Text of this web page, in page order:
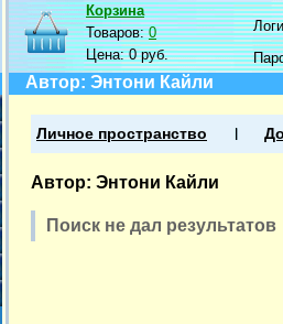
Корзина
Товаров:0
Цена:0 руб.
Автор: Энтони Кайли
Личное пространство
Автор: Энтони Кайли
Поиск не дал результатов